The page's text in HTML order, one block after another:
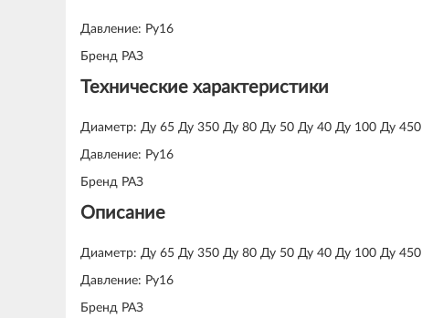
Давление: Ру16
Бренд РАЗ
Технические характеристики
Диаметр: Ду 65 Ду 350 Ду 80 Ду 50 Ду 40 Ду 100 Ду
Давление: Ру16
Бренд РАЗ
Описание
Диаметр: Ду 65 Ду 350 Ду 80 Ду 50 Ду 40 Ду 100 Ду
Давление: Ру16
Бренд РАЗ